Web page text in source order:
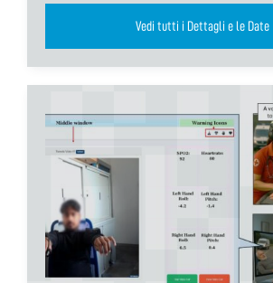
Vedi tutti i Dettagli e le Date